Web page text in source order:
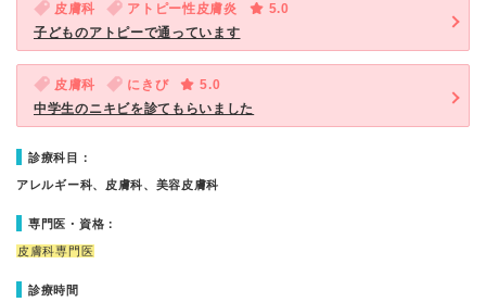
皮膚科 アトピー性皮膚炎
5.0
子どものアトピーで通っています
皮膚科 にきび
5.0
中学生のニキビを診てもらいました
診療科目：
アレルギー科、皮膚科、美容皮膚科
専門医・資格：
皮膚科専門医
診療時間